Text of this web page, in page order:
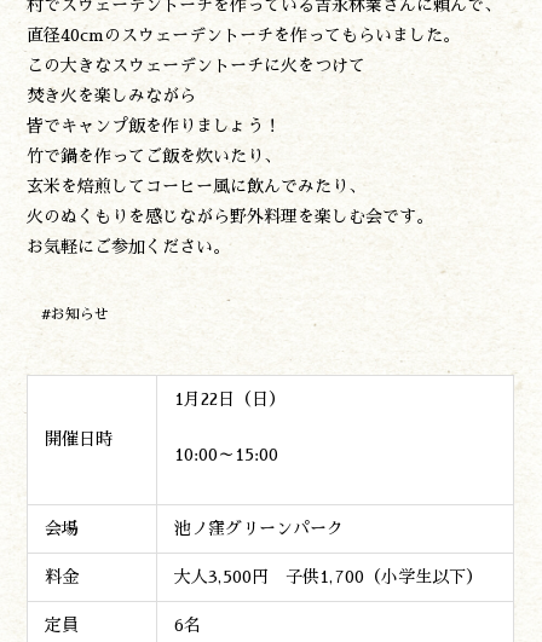
村でスウェーデントーチを作っている吉永林業さんに頼んで、
直径40cmのスウェーデントーチを作ってもらいました。
この大きなスウェーデントーチに火をつけて
焚き火を楽しみながら
皆でキャンプ飯を作りましょう！
竹で鍋を作ってご飯を炊いたり、
玄米を焙煎してコーヒー風に飲んでみたり、
火のぬくもりを感じながら野外料理を楽しむ会です。
お気軽にご参加ください。
#お知らせ
開催日時
1月22日（日）
10:00～15:00
会場 池ノ窪グリーンパーク
料金 大人3,500円 子供1,700（小学生以下）
定員 6名
観る
やま学校
開花情報
神楽情報
森の風の記憶
アクセス
お問い合わせ
諸塚村観光協会について
諸塚村観光協会
〒883-1301
TEL:0982-65-0178